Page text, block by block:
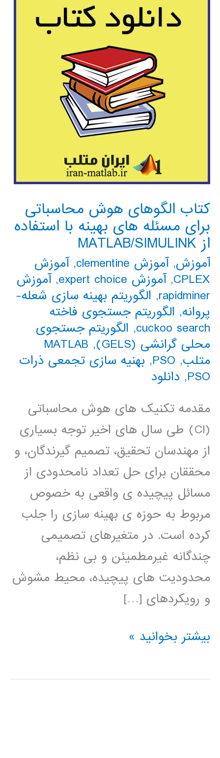
کتاب الگوهای هوش محاسباتی
برای مسئله های بهینه با استفاده
از MATLAB/SIMULINK
آموزش,آموزش clementine ,آموزش
CPLEX
,آموزش expert choice ,آموزش
rapidminer
, الگوریتم بهینه سازی شعله-
پروانه, الگوریتم جستجوی فاخته
cuckoo search
, الگوریتم جستجوی
محلی گرانشی (GELS)
,
MATLAB
متلب,
PSO
, بهنیه سازی تجمعی ذرات
PSO
, دانلود
مقدمه تکنیک های هوش محاسباتی
(CI) طی سال های اخیر توجه بسیاری
از مهندسان تحقیق، تصمیم گیرندگان، و
محققان برای حل تعداد نامحدودی از
مسائل پیچیده ی واقعی به خصوص
مربوط به حوزه ی بهینه سازی را جلب
کرده است. در متغیرهای تصمیمی
چندگانه غیرمطمیئن و بی نظم،
محدودیت های پیچیده، محیط مشوش
و رویکردهای […]
کتاب
هوش
بیشتر بخوانید »